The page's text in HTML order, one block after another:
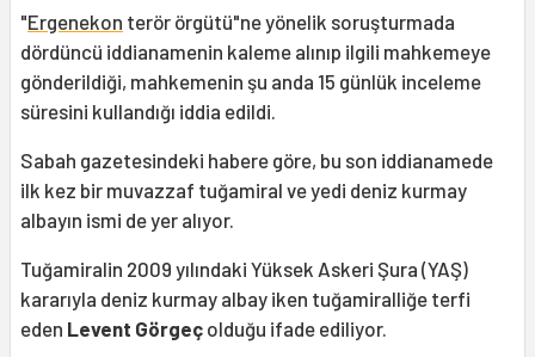
"Ergenekon terör örgütü"ne yönelik soruşturmada
dördüncü iddianamenin kaleme alınıp ilgili mahkemeye
gönderildiği, mahkemenin şu anda 15 günlük inceleme
süresini kullandığı iddia edildi.
Sabah gazetesindeki habere göre, bu son iddianamede
ilk kez bir muvazzaf tuğamiral ve yedi deniz kurmay
albayın ismi de yer alıyor.
Tuğamiralin 2009 yılındaki Yüksek Askeri Şura (YAŞ)
kararıyla deniz kurmay albay iken tuğamiralliğe terfi
eden Levent Görgeç olduğu ifade ediliyor.